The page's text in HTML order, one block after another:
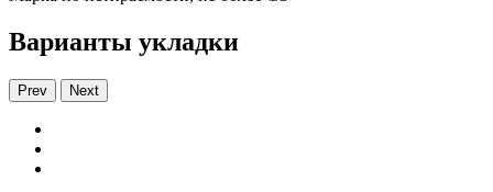
Варианты укладки
Prev Next